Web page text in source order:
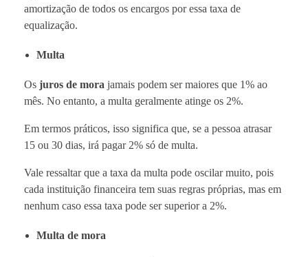
amortização de todos os encargos por essa taxa de
equalização.
Multa
Os juros de mora jamais podem ser maiores que 1% ao
mês. No entanto, a multa geralmente atinge os 2%.
Em termos práticos, isso significa que, se a pessoa atrasar
15 ou 30 dias, irá pagar 2% só de multa.
Vale ressaltar que a taxa da multa pode oscilar muito, pois
cada instituição financeira tem suas regras próprias, mas em
nenhum caso essa taxa pode ser superior a 2%.
Multa de mora